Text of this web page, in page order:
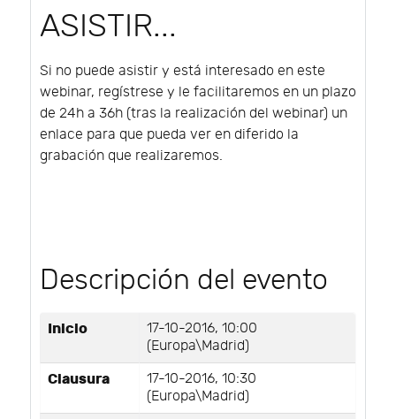
ASISTIR...
Si no puede asistir y está interesado en este
webinar, regístrese y le facilitaremos en un plazo
de 24h a 36h (tras la realización del webinar) un
enlace para que pueda ver en diferido la
grabación que realizaremos.
Descripción del evento
Inicio
17-10-2016, 10:00
(Europa\Madrid)
Clausura
17-10-2016, 10:30
(Europa\Madrid)